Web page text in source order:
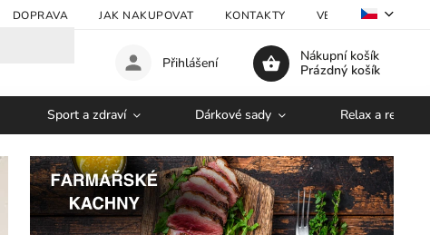
DOPRAVA JAK NAKUPOVAT KONTAKTY VELKOOBCHOD
Nákupní košík
Prázdný košík
Přihlášení
Sport a zdraví Dárkové sady Relax a